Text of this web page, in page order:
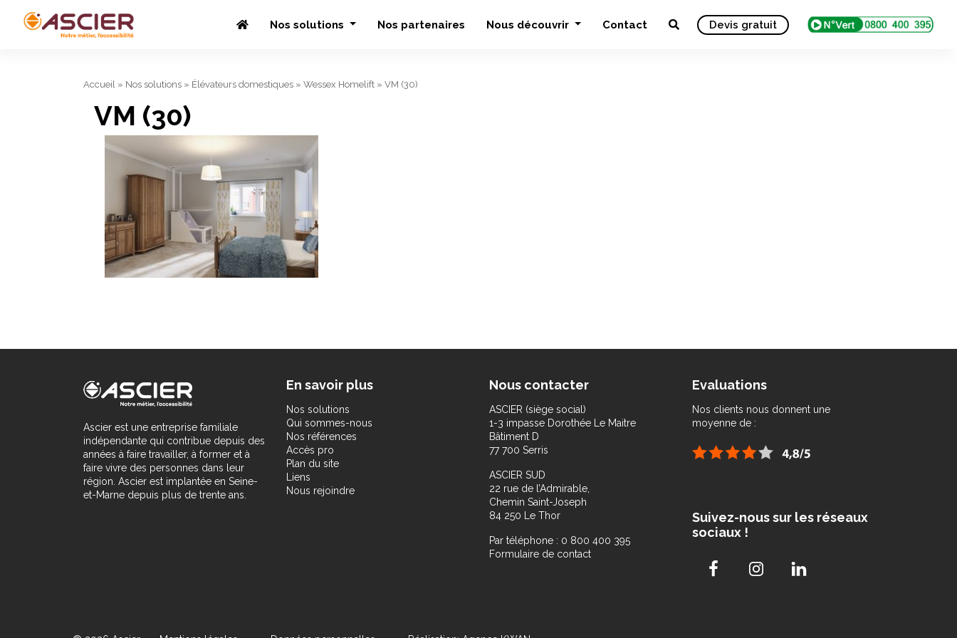
Nos solutions Nos partenaires Nous découvrir Contact Devis gratuit
Accueil » Nos solutions » Élévateurs domestiques » Wessex Homelift » VM (30)
VM (30)
Ascier est une entreprise familiale
indépendante qui contribue depuis des
années à faire travailler, à former et à
faire vivre des personnes dans leur
région. Ascier est implantée en Seine-
et-Marne depuis plus de trente ans.
En savoir plus
Nos solutions
Qui sommes-nous
Nos références
Accès pro
Plan du site
Liens
Nous rejoindre
Nous contacter
ASCIER (siège social)
1-3 impasse Dorothée Le Maitre
Bâtiment D
77 700 Serris
ASCIER SUD
22 rue de l’Admirable,
Chemin Saint-Joseph
84 250 Le Thor
Par téléphone : 0 800 400 395
Formulaire de contact
Evaluations
Nos clients nous donnent une
moyenne de :
Suivez-nous sur les réseaux
sociaux !